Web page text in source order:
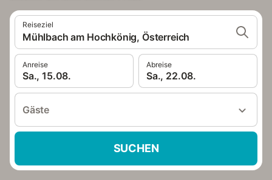
Reiseziel
Mühlbach am Hochkönig, Österreich
Anreise
Sa., 15.08.
Abreise
Sa., 22.08.
Gäste
SUCHEN